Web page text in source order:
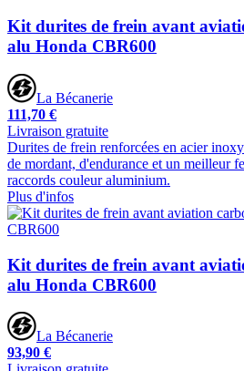
Kit durites de frein avant
alu Honda CBR600
La Bécanerie
111,70 €
Livraison gratuite
Durites de frein renforcées en acier
de mordant, d'endurance et un meilleur
raccords couleur aluminium.
Plus d'infos
Kit durites de frein avant
alu Honda CBR600
La Bécanerie
93,90 €